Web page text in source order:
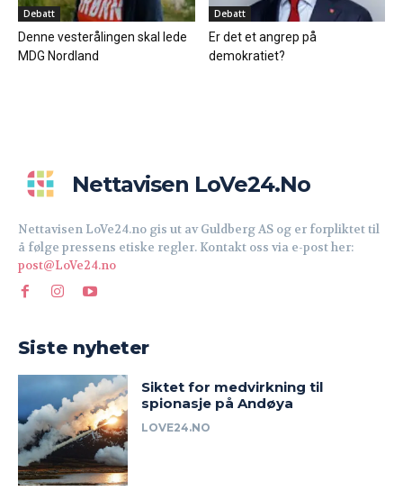
Debatt
Denne vesterålingen skal lede
MDG Nordland
Debatt
Er det et angrep på
demokratiet?
Nettavisen LoVe24.no
Nettavisen LoVe24.no gis ut av Guldberg AS og er forpliktet til
å følge pressens etiske regler. Kontakt oss via e-post her:
post@LoVe24.no
Siste nyheter
Siktet for medvirkning til
spionasje på Andøya
LOVE24.NO